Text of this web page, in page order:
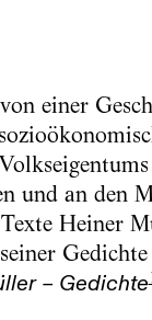
einer
und an den
Heiner
– Gedichte